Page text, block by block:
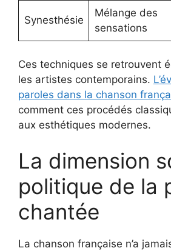
Synesthésie
Mélange des
sensations
Ces techniques se retrouvent
les artistes contemporains.
paroles dans la chanson
comment ces procédés
aux esthétiques modernes.
La dimension
politique de la
chantée
La chanson française n’a